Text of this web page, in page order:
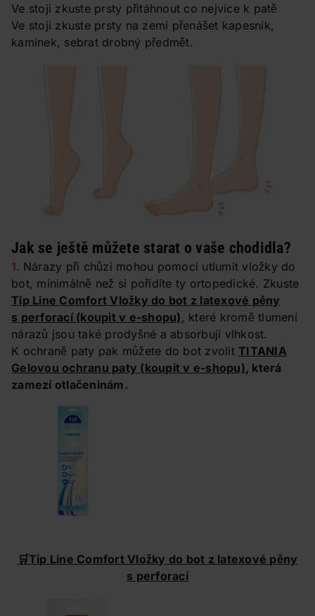
Ve stoji zkuste prsty přitáhnout co nejvíce k patě
Ve stoji zkuste prsty na zemi přenášet kapesník,
kamínek, sebrat drobný předmět.
Jak se ještě můžete starat o vaše chodidla?
1. Nárazy při chůzi mohou pomoci utlumit vložky do
bot, minimálně než si pořídíte ty ortopedické. Zkuste
Tip Line Comfort Vložky do bot z latexové pěny
s perforací (koupit v e-shopu), které kromě tlumení
nárazů jsou také prodyšné a absorbují vlhkost.
K ochraně paty pak můžete do bot zvolit TITANIA
Gelovou ochranu paty (koupit v e-shopu), která
zamezí otlačeninám.
🛒Tip Line Comfort Vložky do bot z latexové pěny
s perforací